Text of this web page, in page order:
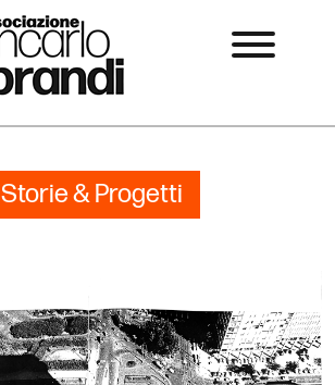
Storie & Progetti